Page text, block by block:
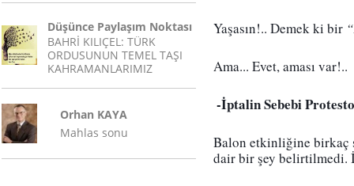
Düşünce Paylaşım Noktası
BAHRİ KILIÇEL: TÜRK
ORDUSUNUN TEMEL TAŞI
KAHRAMANLARIMIZ
Orhan KAYA
Mahlas sonu
Yaşasın!.. Demek ki bir
Ama... Evet, aması var!..
-İptalin Sebebi
Balon etkinliğine birkaç
dair bir şey belirtilmedi.